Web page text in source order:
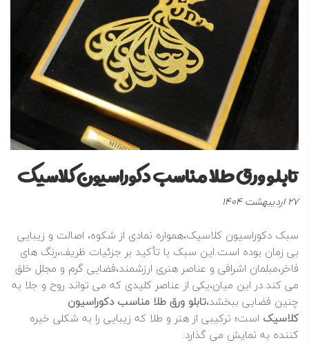
تابلو ورق طلا مناسب دکوراسیون کلاسیک
نوشته
در
:
27 اردیبهشت 1404
سبک دکوراسیون کلاسیک،همواره نمادی از شکوه، اصالت و زیبایی
بی‌ زمان بوده است.این سبک با تأکید بر جزئیات ظریف،رنگ‌ های
فاخر،مبلمان اشرافی و عناصر هنری ارزشمند،فضایی گرم و مجلل خلق
می‌ کند.در این میان،یکی از عناصر کلیدی که می‌ تواند روح و جلا به
چنین فضایی ببخشد،تابلو ورق طلا مناسب دکوراسیون
کلاسیک است؛ ترکیبی از هنر و طلا که زیبایی را به شکلی خیره‌
کننده به نمایش می‌ گذارد.